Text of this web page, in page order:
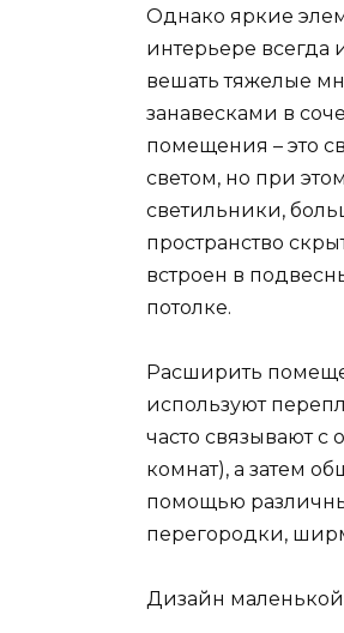
Однако яркие
интерьере
вешать тяжелые
занавесками в
помещения – это
светом, но при
светильники,
пространство
встроен в
потолке.
Расширить
используют
часто связывают
комнат), а затем
помощью
перегородки,
Дизайн